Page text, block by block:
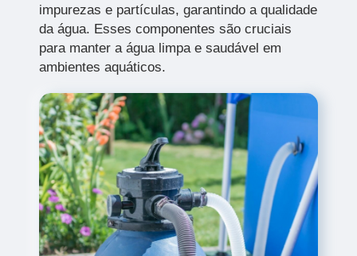
impurezas e partículas, garantindo a qualidade
da água. Esses componentes são cruciais
para manter a água limpa e saudável em
ambientes aquáticos.